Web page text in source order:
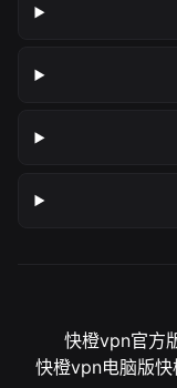
快橙vpn官方
快橙vpn电脑版快